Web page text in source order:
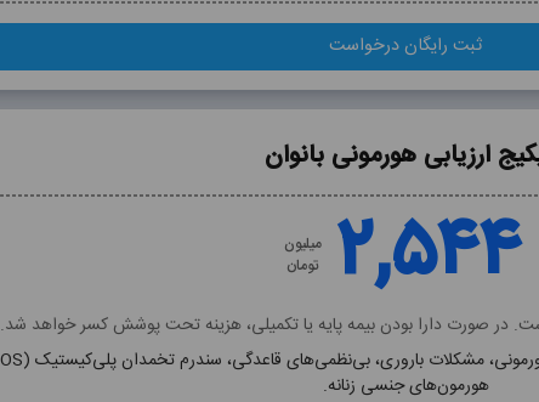
ثبت رایگان درخواست
ثبت رایگان درخواست
ارزیابی هورمونی بانوان
۲,۵۴۴
میلیون
تومان
در صورت دارا بودن بیمه پایه یا تکمیلی، هزینه تحت پوشش کسر خواهد شد.
هورمون‌های جنسی زنانه.
ارزیابی هورمونی بانوان
۲,۵۴۴
میلیون
شامل فاکتور های: